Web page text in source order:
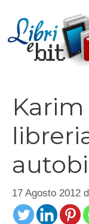
contenuto
17 Agosto 2012